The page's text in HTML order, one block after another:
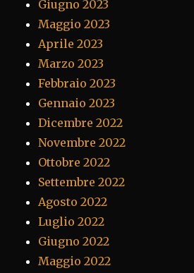
Giugno 2023
Maggio 2023
Aprile 2023
Marzo 2023
Febbraio 2023
Gennaio 2023
Dicembre 2022
Novembre 2022
Ottobre 2022
Settembre 2022
Agosto 2022
Luglio 2022
Giugno 2022
Maggio 2022